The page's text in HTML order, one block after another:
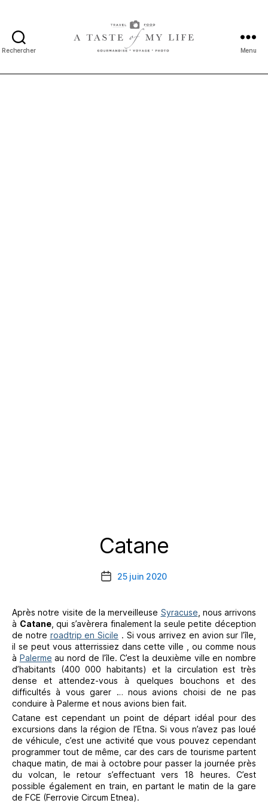
Rechercher
taste
Menu
Catégories
Catane
Date25 juin 2020
Après notre visite de la merveilleuse Syracuse , nous arrivons
à Catane, qui s’avèrera finalement la seule petite déception
de notre roadtrip en Sicile . Si vous arrivez en avion sur l’île,
il se peut vous atterrissiez dans cette ville , ou comme nous
à Palerme au nord de l’île. C’est la deuxième ville en nombre
d’habitants (400 000 habitants) et la circulation est très
dense et attendez-vous à quelques bouchons et des
difficultés à vous garer … nous avions choisi de ne pas
conduire à Palerme et nous avions bien fait.
Catane est cependant un point de départ idéal pour des
excursions dans la région de l’Etna. Si vous n’avez pas loué
de véhicule, c’est une activité que vous pouvez cependant
programmer tout de même, car des cars de tourisme partent
chaque matin, de mai à octobre pour passer la journée près
du volcan, le retour s’effectuant vers 18 heures. C’est
possible également en train, en partant le matin de la gare
de FCE (Ferrovie Circum Etnea).